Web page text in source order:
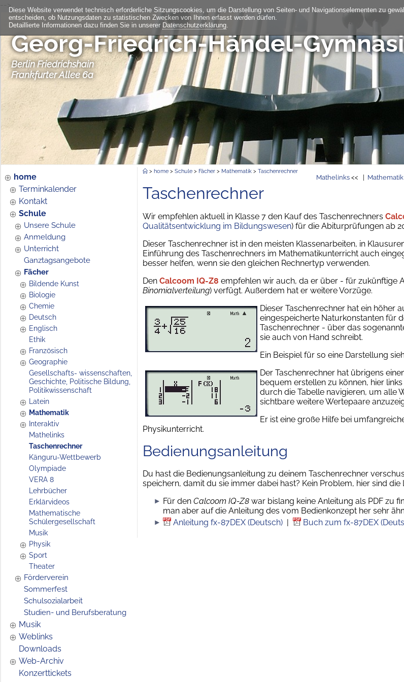
Diese Website verwendet technisch erforderliche Sitzungscookies, um die Darstellung von Seiten- und Navigationselementen zu
entscheiden, ob Nutzungsdaten zu statistischen Zwecken von Ihnen erfasst werden dürfen.
Detaillierte Informationen dazu finden Sie in unserer Datenschutzerklärung.
-->
Georg-Friedrich-Händel-
Berlin Friedrichshain
Frankfurter Allee 6a
home
Terminkalender
Kontakt
Schule
Unsere Schule
Anmeldung
Unterricht
Ganztagsangebote
Fächer
Bildende Kunst
Biologie
Chemie
Deutsch
Englisch
Ethik
Französisch
Geographie
Gesellschafts- wissenschaften,
Geschichte, Politische Bildung,
Politikwissenschaft
Latein
Mathematik
Interaktiv
Mathelinks
Taschenrechner
Känguru-Wettbewerb
Olympiade
VERA 8
Lehrbücher
Erklärvideos
Mathematische
Schülergesellschaft
Musik
Physik
Sport
Theater
Förderverein
Sommerfest
Schulsozialarbeit
Studien- und Berufsberatung
Musik
Weblinks
Downloads
Web-Archiv
Konzerttickets
> home > Schule > Fächer > Mathematik > Taschenrechner
Mathelinks<< | Mathematik
Taschenrechner
Wir empfehlen aktuell in Klasse 7 den Kauf des Taschenrechners
Qualitätsentwicklung im Bildungswesen) für die Abiturprüfungen ab
Dieser Taschenrechner ist in den meisten Klassenarbeiten, in
Einführung des Taschenrechners im Mathematikunterricht auch
besser helfen, wenn sie den gleichen Rechnertyp verwenden.
Den Calcoom IQ-Z8 empfehlen wir auch, da er über - für zukünftige
Binomialverteilung) verfügt. Außerdem hat er weitere Vorzüge.
Dieser Taschenrechner hat ein höher
eingespeicherte Naturkonstanten für
Taschenrechner - über das
sie auch von Hand schreibt.
Ein Beispiel für so eine Darstellung
Der Taschenrechner hat übrigens
bequem erstellen zu können, hier
durch die Tabelle navigieren, um alle
sichtbare weitere Wertepaare
Er ist eine große Hilfe bei
Physikunterricht.
Bedienungsanleitung
Du hast die Bedienungsanleitung zu deinem Taschenrechner
speichern, damit du sie immer dabei hast? Kein Problem, hier sind
Für den Calcoom IQ-Z8 war bislang keine Anleitung als PDF zu
man aber auf die Anleitung des vom Bedienkonzept her sehr
Anleitung fx-87DEX (Deutsch) | Buch zum fx-87DEX